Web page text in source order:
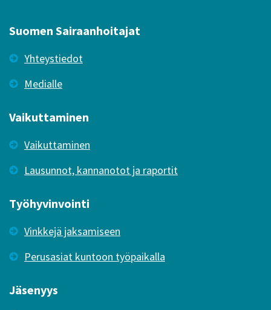
Suomen Sairaanhoitajat
Yhteystiedot
Medialle
Vaikuttaminen
Vaikuttaminen
Lausunnot, kannanotot ja raportit
Työhyvinvointi
Vinkkejä jaksamiseen
Perusasiat kuntoon työpaikalla
Jäsenyys